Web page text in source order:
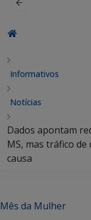
Informativos
Notícias
Dados apontam
MS, mas tráfico
causa
Mês da Mulher